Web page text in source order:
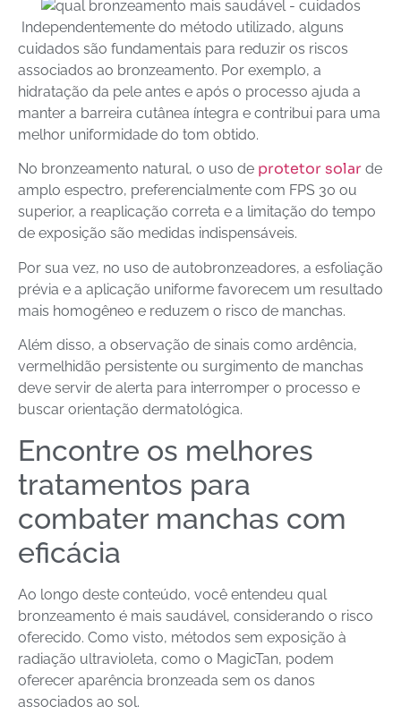
Independentemente do método utilizado, alguns
cuidados são fundamentais para reduzir os riscos
associados ao bronzeamento. Por exemplo, a
hidratação da pele antes e após o processo ajuda a
manter a barreira cutânea íntegra e contribui para uma
melhor uniformidade do tom obtido.
No bronzeamento natural, o uso de protetor solar de
amplo espectro, preferencialmente com FPS 30 ou
superior, a reaplicação correta e a limitação do tempo
de exposição são medidas indispensáveis.
Por sua vez, no uso de autobronzeadores, a esfoliação
prévia e a aplicação uniforme favorecem um resultado
mais homogêneo e reduzem o risco de manchas.
Além disso, a observação de sinais como ardência,
vermelhidão persistente ou surgimento de manchas
deve servir de alerta para interromper o processo e
buscar orientação dermatológica.
Encontre os melhores
tratamentos para
combater manchas com
eficácia
Ao longo deste conteúdo, você entendeu qual
bronzeamento é mais saudável, considerando o risco
oferecido. Como visto, métodos sem exposição à
radiação ultravioleta, como o MagicTan, podem
oferecer aparência bronzeada sem os danos
associados ao sol.